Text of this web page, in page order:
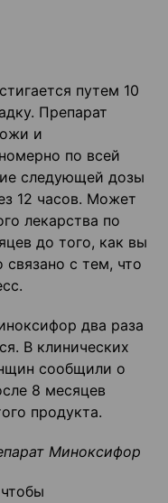
путем 10
Препарат
и
по всей
следующей дозы
12 часов. Может
лекарства по
до того, как вы
с тем, что
два раза
В клинических
сообщили о
8 месяцев
продукта.
Миноксифор